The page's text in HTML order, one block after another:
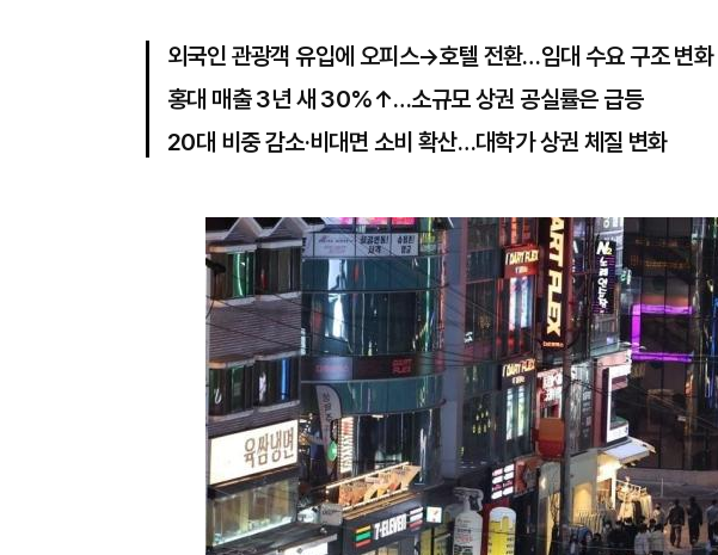
외국인 관광객 유입에 오피스→호텔 전환…임대 수요 구조 변화
홍대 매출 3년 새 30%↑…소규모 상권 공실률은 급등
20대 비중 감소·비대면 소비 확산…대학가 상권 체질 변화